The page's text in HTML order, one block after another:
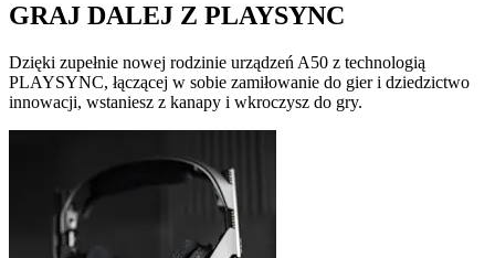
GRAJ DALEJ Z PLAYSYNC
Dzięki zupełnie nowej rodzinie urządzeń A50 z technologią
PLAYSYNC, łączącej w sobie zamiłowanie do gier i dziedzictwo
innowacji, wstaniesz z kanapy i wkroczysz do gry.